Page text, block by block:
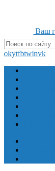
Ваш
okytfbtwinvk